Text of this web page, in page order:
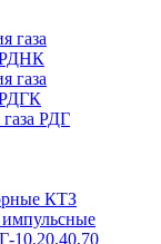
газа
РДНК
газа
газа РДГ
КТЗ
10,20,40,70